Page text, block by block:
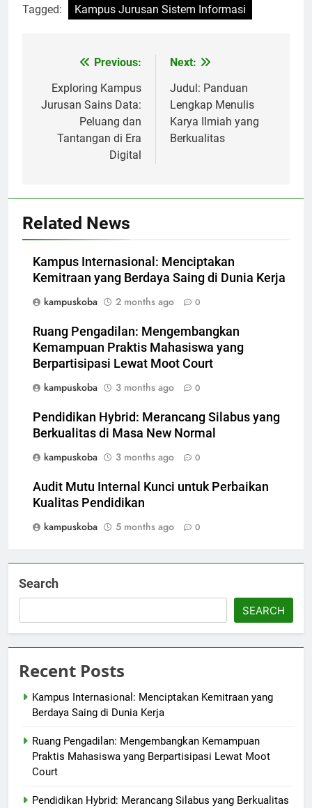
Tagged: Kampus Jurusan Sistem Informasi
navigation
Previous:
Exploring Kampus
Jurusan Sains Data:
Peluang dan
Tantangan di Era
Digital
Next:
Judul: Panduan
Lengkap Menulis
Karya Ilmiah yang
Berkualitas
Related News
Kampus Internasional: Menciptakan
Kemitraan yang Berdaya Saing di Dunia Kerja
kampuskoba
2 months ago 0
Ruang Pengadilan: Mengembangkan
Kemampuan Praktis Mahasiswa yang
Berpartisipasi Lewat Moot Court
kampuskoba
3 months ago 0
Pendidikan Hybrid: Merancang Silabus yang
Berkualitas di Masa New Normal
kampuskoba
3 months ago 0
Audit Mutu Internal Kunci untuk Perbaikan
Kualitas Pendidikan
kampuskoba
5 months ago 0
Search
SEARCH
Recent Posts
Kampus Internasional: Menciptakan Kemitraan yang
Berdaya Saing di Dunia Kerja
Ruang Pengadilan: Mengembangkan Kemampuan
Praktis Mahasiswa yang Berpartisipasi Lewat Moot
Court
Pendidikan Hybrid: Merancang Silabus yang Berkualitas